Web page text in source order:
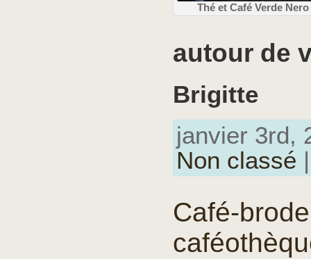
Thé et Café Verde
autour de
Brigitte
janvier 3rd,
Non classé |
Café-